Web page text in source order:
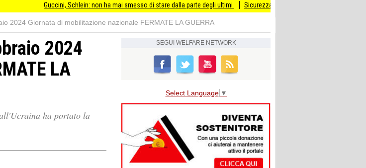
Guccini, Schlein: non ha mai smesso di stare dalla parte degli ultimi Sicurezza I Giovani Democratici ribattono ai Giovani di
2024 Giornata di mobilitazione nazionale FERMATE LA GUERRA
2024
LA
ha portato la
SEGUI WELFARE NETWORK
Select Language ▼